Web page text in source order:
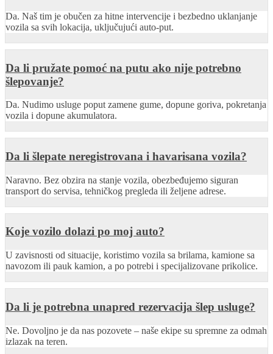
Da. Naš tim je obučen za hitne intervencije i bezbedno uklanjanje
vozila sa svih lokacija, uključujući auto-put.
Da li pružate pomoć na putu ako nije potrebno
šlepovanje?
Da. Nudimo usluge poput zamene gume, dopune goriva, pokretanja
vozila i dopune akumulatora.
Da li šlepate neregistrovana i havarisana vozila?
Naravno. Bez obzira na stanje vozila, obezbeđujemo siguran
transport do servisa, tehničkog pregleda ili željene adrese.
Koje vozilo dolazi po moj auto?
U zavisnosti od situacije, koristimo vozila sa brilama, kamione sa
navozom ili pauk kamion, a po potrebi i specijalizovane prikolice.
Da li je potrebna unapred rezervacija šlep usluge?
Ne. Dovoljno je da nas pozovete – naše ekipe su spremne za odmah
izlazak na teren.